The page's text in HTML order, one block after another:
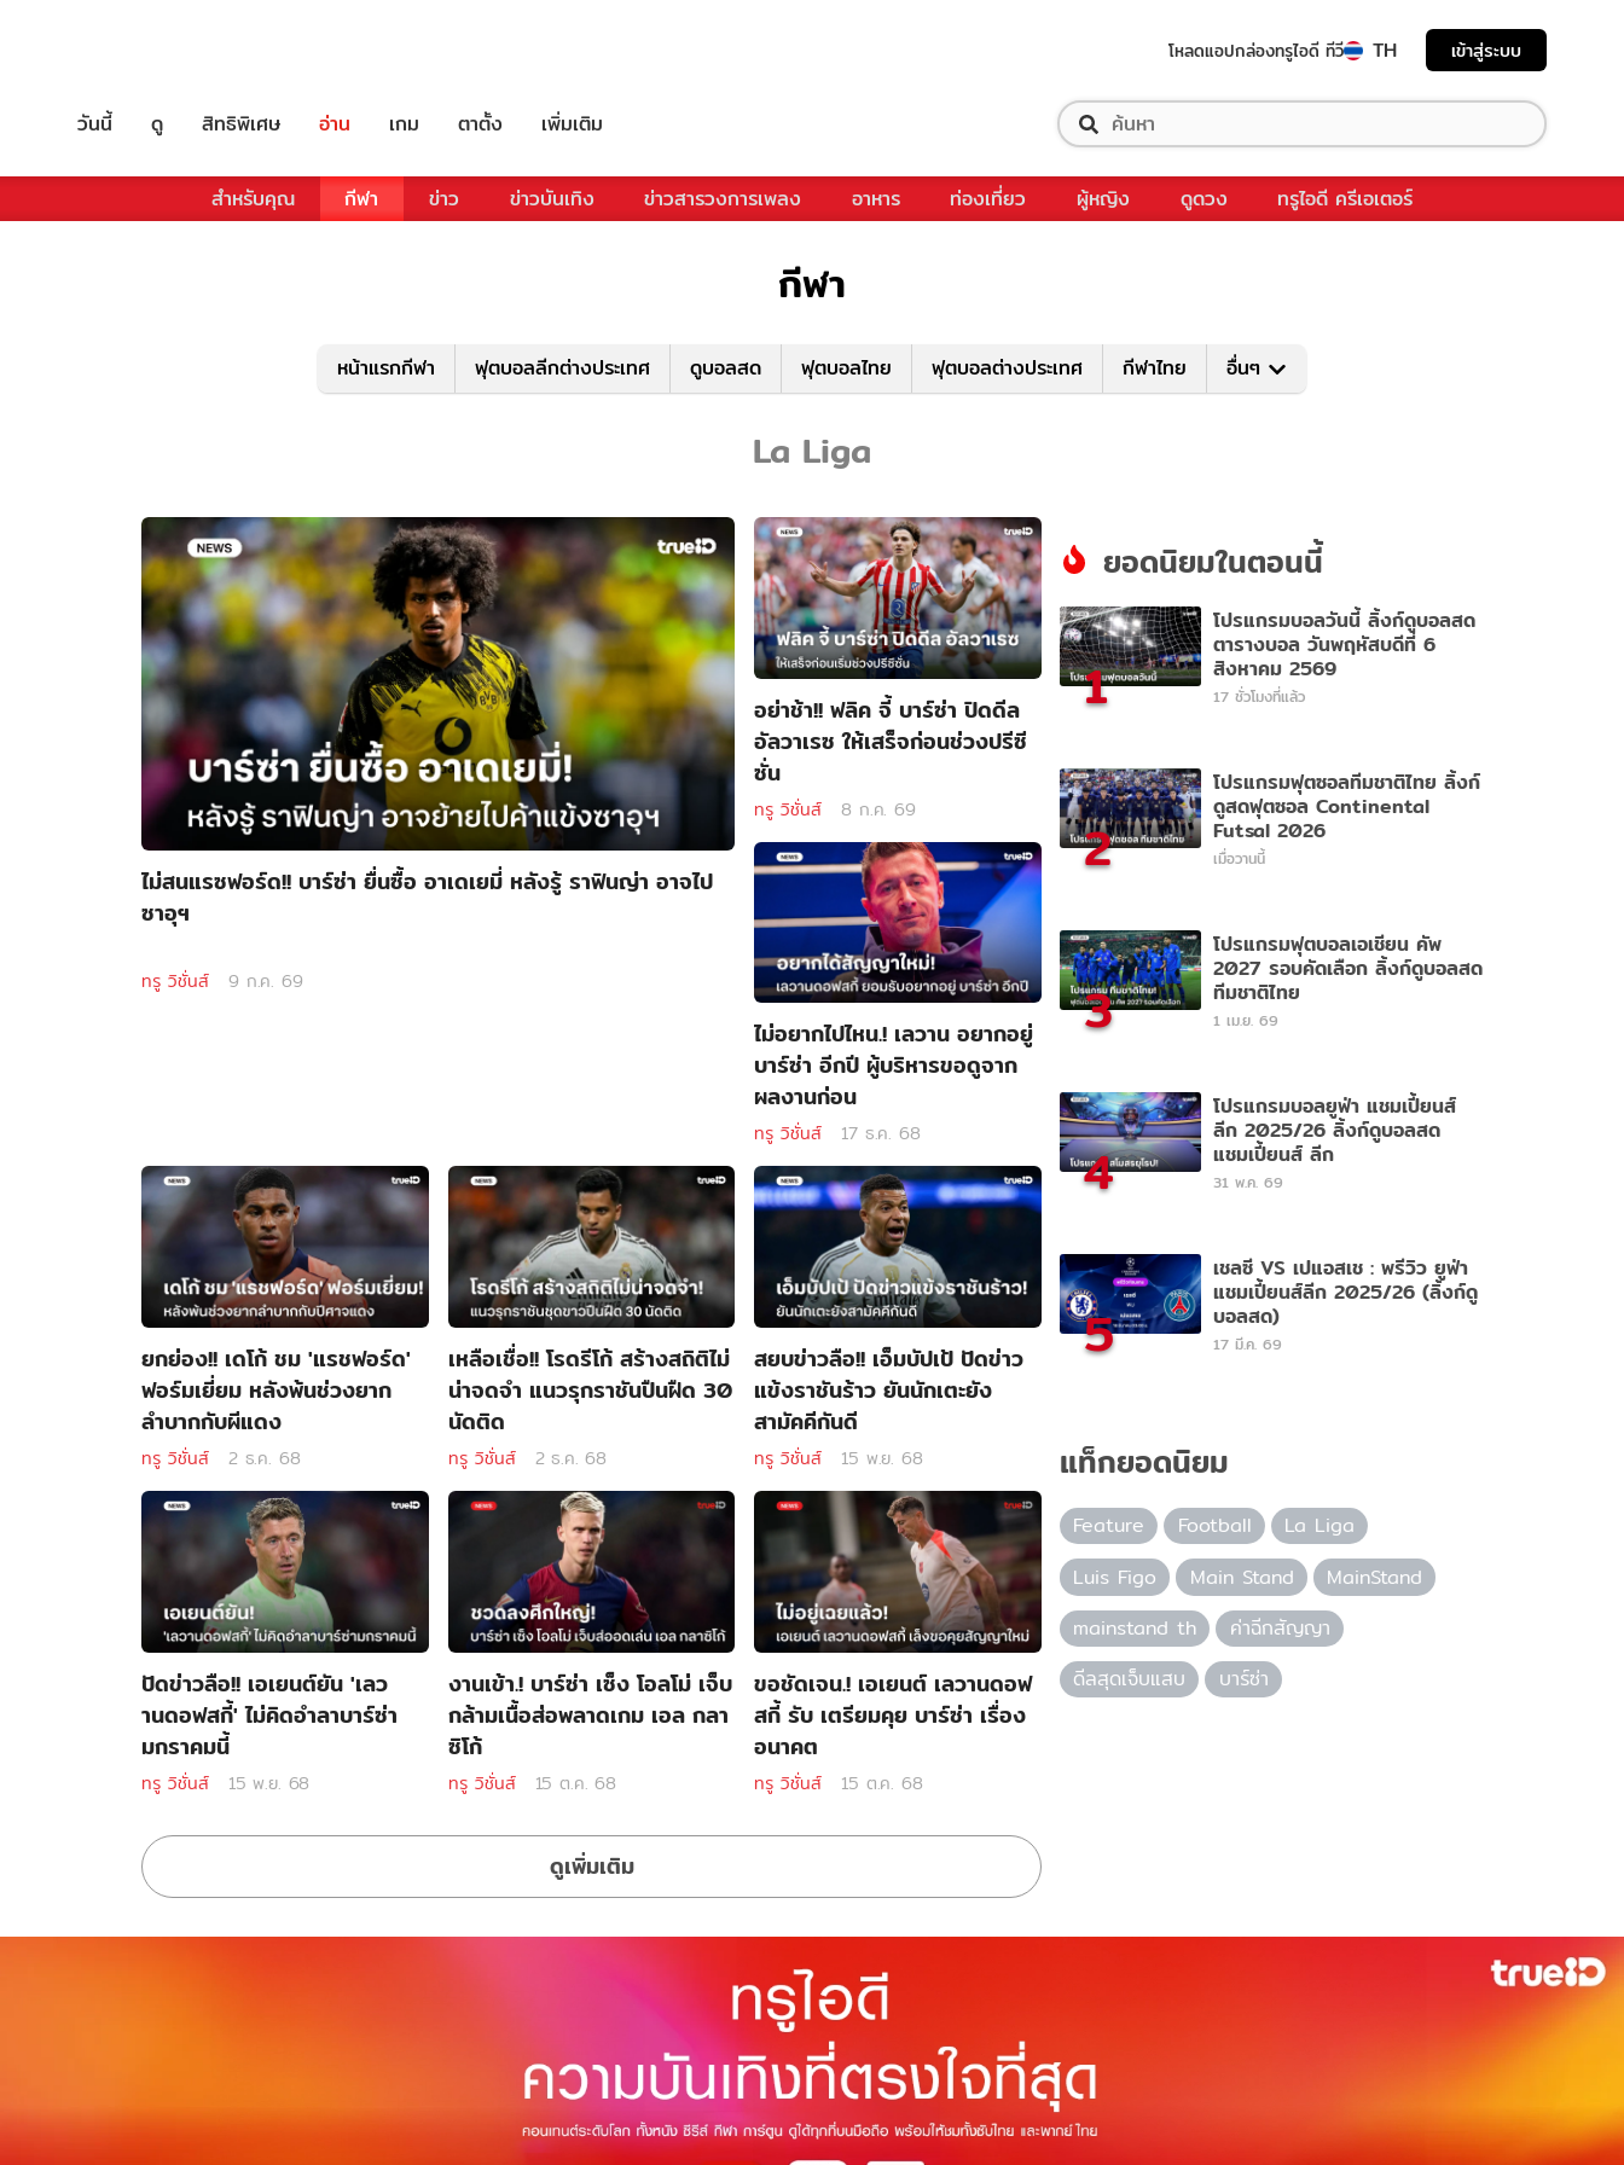
โหลดแอปกล่องทรูไอดี ทีวี TH เข้าสู่ระบบ
วันนี้ ดู สิทธิพิเศษ อ่าน เกม ตาตั้ง เพิ่มเติม
สำหรับคุณ กีฬา ข่าว ข่าวบันเทิง ข่าวสารวงการเพลง อาหาร ท่องเที่ยว ผู้หญิง ดูดวง ทรูไอดี ครีเอเตอร์
กีฬา
หน้าแรกกีฬา ฟุตบอลลีกต่างประเทศ ดูบอลสด ฟุตบอลไทย ฟุตบอลต่างประเทศ กีฬาไทย อื่นๆ
La Liga
ไม่สนแรซฟอร์ด!! บาร์ซ่า ยื่นซื้อ อาเดเยมี่ หลังรู้ ราฟินญ่า อาจไป
ซาอุฯ
ทรู วิชั่นส์ 9 ก.ค. 69
อย่าช้า!! ฟลิค จี้ บาร์ซ่า ปิดดีล
อัลวาเรซ ให้เสร็จก่อนช่วงปรีซี
ซั่น
ทรู วิชั่นส์ 8 ก.ค. 69
ไม่อยากไปไหน.! เลวาน อยากอยู่
บาร์ซ่า อีกปี ผู้บริหารขอดูจาก
ผลงานก่อน
ทรู วิชั่นส์ 17 ธ.ค. 68
ยกย่อง!! เดโก้ ชม 'แรชฟอร์ด'
ฟอร์มเยี่ยม หลังพ้นช่วงยาก
ลำบากกับผีแดง
ทรู วิชั่นส์ 2 ธ.ค. 68
เหลือเชื่อ!! โรดรีโก้ สร้างสถิติไม่
น่าจดจำ แนวรุกราชันปืนฝืด 30
นัดติด
ทรู วิชั่นส์ 2 ธ.ค. 68
สยบข่าวลือ!! เอ็มบัปเป้ ปัดข่าว
แข้งราชันร้าว ยันนักเตะยัง
สามัคคีกันดี
ทรู วิชั่นส์ 15 พ.ย. 68
ปัดข่าวลือ!! เอเยนต์ยัน 'เลว
านดอฟสกี้' ไม่คิดอำลาบาร์ซ่า
มกราคมนี้
ทรู วิชั่นส์ 15 พ.ย. 68
งานเข้า.! บาร์ซ่า เซ็ง โอลโม่ เจ็บ
กล้ามเนื้อส่อพลาดเกม เอล กลา
ซิโก้
ทรู วิชั่นส์ 15 ต.ค. 68
ขอชัดเจน.! เอเยนต์ เลวานดอฟ
สกี้ รับ เตรียมคุย บาร์ซ่า เรื่อง
อนาคต
ทรู วิชั่นส์ 15 ต.ค. 68
ดูเพิ่มเติม
ยอดนิยมในตอนนี้
1
โปรแกรมบอลวันนี้ ลิ้งก์ดูบอลสด
ตารางบอล วันพฤหัสบดีที่ 6
สิงหาคม 2569
17 ชั่วโมงที่แล้ว
2
โปรแกรมฟุตซอลทีมชาติไทย ลิ้งก์
ดูสดฟุตซอล Continental
Futsal 2026
เมื่อวานนี้
3
โปรแกรมฟุตบอลเอเชียน คัพ
2027 รอบคัดเลือก ลิ้งก์ดูบอลสด
ทีมชาติไทย
1 เม.ย. 69
4
โปรแกรมบอลยูฟ่า แชมเปี้ยนส์
ลีก 2025/26 ลิ้งก์ดูบอลสด
แชมเปี้ยนส์ ลีก
31 พ.ค. 69
5
เชลซี VS เปแอสเช : พรีวิว ยูฟ่า
แชมเปี้ยนส์ลีก 2025/26 (ลิ้งก์ดู
บอลสด)
17 มี.ค. 69
แท็กยอดนิยม
Feature Football
La Liga
Luis Figo
Main Stand
MainStand
mainstand th
ค่าฉีกสัญญา
ดีลสุดเจ็บแสบ
บาร์ซ่า